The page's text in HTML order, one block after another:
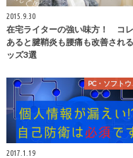
2015.9.30
在宅ライターの強い味方！ コ
あると腱鞘炎も腰痛も改善され
ッズ3選
PC・ソフト
2017.1.19